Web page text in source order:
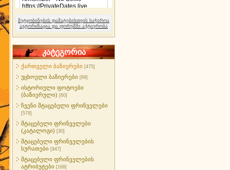
შეტყობინების დამატებისთვის საჭიროა
ავტორიზაცია და ფორუმში აქტიურობა
კატეგორია
ქართველი ბაზიერები [475]
უცხოელი ბაზიერები [89]
ისტორიული ფოტოები
(ბაზიერული) [60]
ჩვენი მტაცებელი ფრინველები
[579]
მტაცებელი ფრინველები
(კატალოგი) [30]
მტაცებელი ფრინველების
სურათები [947]
მტაცებელი ფრინველების
ატრიბუტები [168]